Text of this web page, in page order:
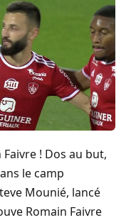
! Dos au but,
le camp
Mounié, lancé
Romain Faivre